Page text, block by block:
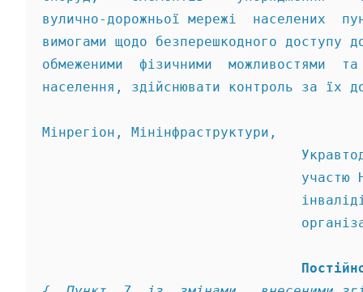
вулично-дорожньої мережі  населених
вимогами щодо безперешкодного
обмеженими  фізичними  можливостями
населення, здійснювати контроль за їх
Мінрегіон, Мінінфраструктури,
участю